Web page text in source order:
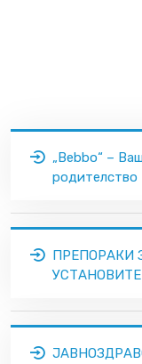
„Bebbo“ –
родителство
ПРЕПОРАКИ